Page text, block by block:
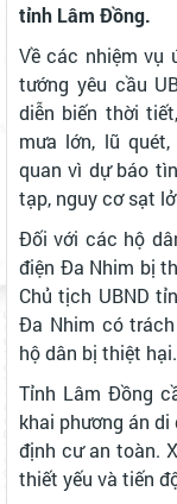
tỉnh Lâm Đồng.
Về các nhiệm vụ
tướng yêu cầu
diễn biến thời
mưa lớn, lũ
quan vì dự báo
tạp, nguy cơ sạt
Đối với các hộ
điện Đa Nhim bị
Chủ tịch UBND
Đa Nhim có
hộ dân bị thiệt hại.
Tỉnh Lâm Đồng
khai phương án
định cư an toàn.
thiết yếu và tiến